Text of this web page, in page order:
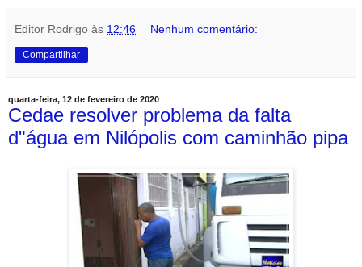
Editor Rodrigo às 12:46 Nenhum comentário:
Compartilhar
quarta-feira, 12 de fevereiro de 2020
Cedae resolver problema da falta
d"água em Nilópolis com caminhão pipa